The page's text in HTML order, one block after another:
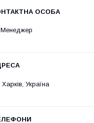
Менеджер
Харків, Україна